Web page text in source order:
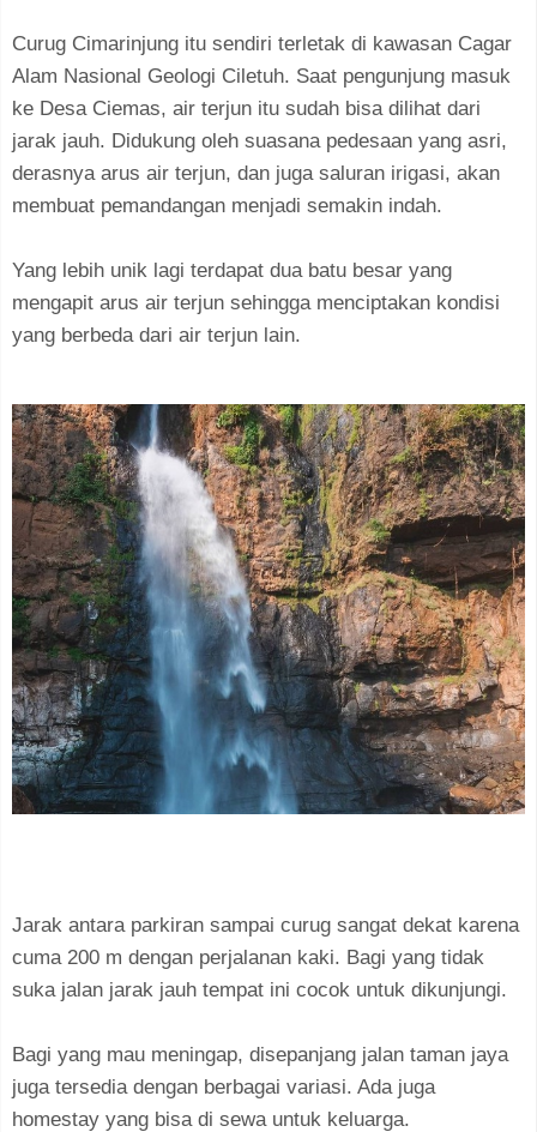
Curug Cimarinjung itu sendiri terletak di kawasan Cagar
Alam Nasional Geologi Ciletuh. Saat pengunjung masuk
ke Desa Ciemas, air terjun itu sudah bisa dilihat dari
jarak jauh. Didukung oleh suasana pedesaan yang asri,
derasnya arus air terjun, dan juga saluran irigasi, akan
membuat pemandangan menjadi semakin indah.
Yang lebih unik lagi terdapat dua batu besar yang
mengapit arus air terjun sehingga menciptakan kondisi
yang berbeda dari air terjun lain.
Jarak antara parkiran sampai curug sangat dekat karena
cuma 200 m dengan perjalanan kaki. Bagi yang tidak
suka jalan jarak jauh tempat ini cocok untuk dikunjungi.
Bagi yang mau meningap, disepanjang jalan taman jaya
juga tersedia dengan berbagai variasi. Ada juga
homestay yang bisa di sewa untuk keluarga.